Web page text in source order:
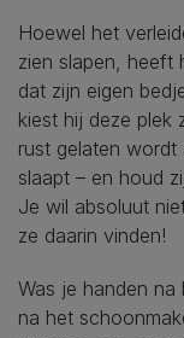
Hoewel het
zien slapen, heeft
dat zijn eigen
kiest hij deze plek
rust gelaten
slaapt – en houd
Je wil absoluut
ze daarin vinden!
Was je handen
na het